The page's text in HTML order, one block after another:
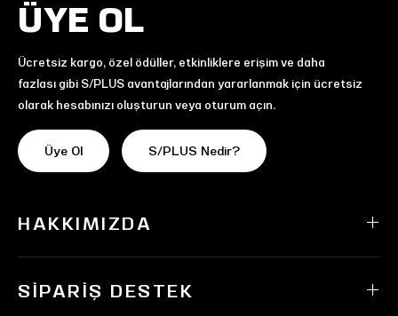
ÜYE OL
Ücretsiz kargo, özel ödüller, etkinliklere erişim ve daha
fazlası gibi S/PLUS avantajlarından yararlanmak için ücretsiz
olarak hesabınızı oluşturun veya oturum açın.
Üye Ol S/PLUS Nedir?
HAKKIMIZDA
SIPARIŞ DESTEK